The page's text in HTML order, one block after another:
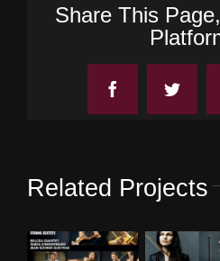
Share This
FacebookTwitter
Related Projects